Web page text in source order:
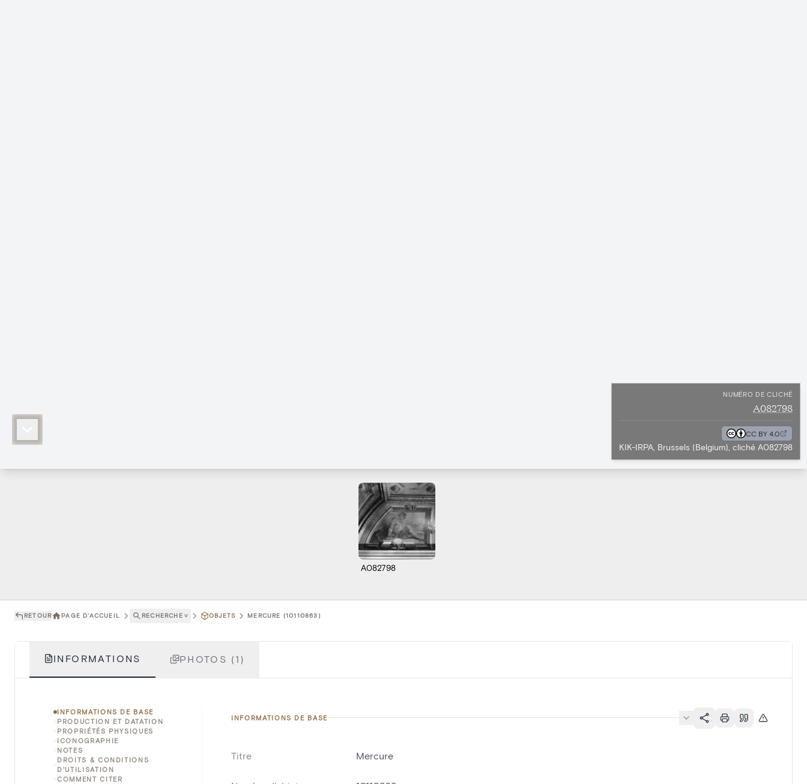
NUMÉRO DE CLICHÉ
A082798
CC BY 4.0
KIK-IRPA, Brussels (Belgium), cliché A082798
A082798
RETOUR PAGE D'ACCUEIL RECHERCHE ˅ OBJETS MERCURE (10110863)
INFORMATIONS PHOTOS (1)
INFORMATIONS DE BASE
PRODUCTION ET DATATION
PROPRIÉTÉS PHYSIQUES
ICONOGRAPHIE
NOTES
DROITS & CONDITIONS
D'UTILISATION
COMMENT CITER
INFORMATIONS DE BASE
Titre Mercure